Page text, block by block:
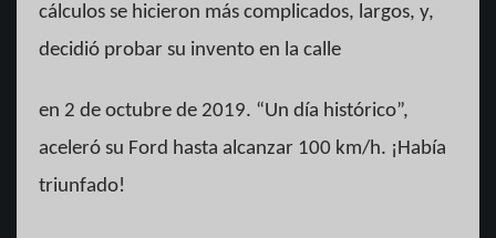
cálculos se hicieron más complicados, largos, y,
decidió probar su invento en la calle
en 2 de octubre de 2019. “Un día histórico”,
aceleró su Ford hasta alcanzar 100 km/h. ¡Había
triunfado!